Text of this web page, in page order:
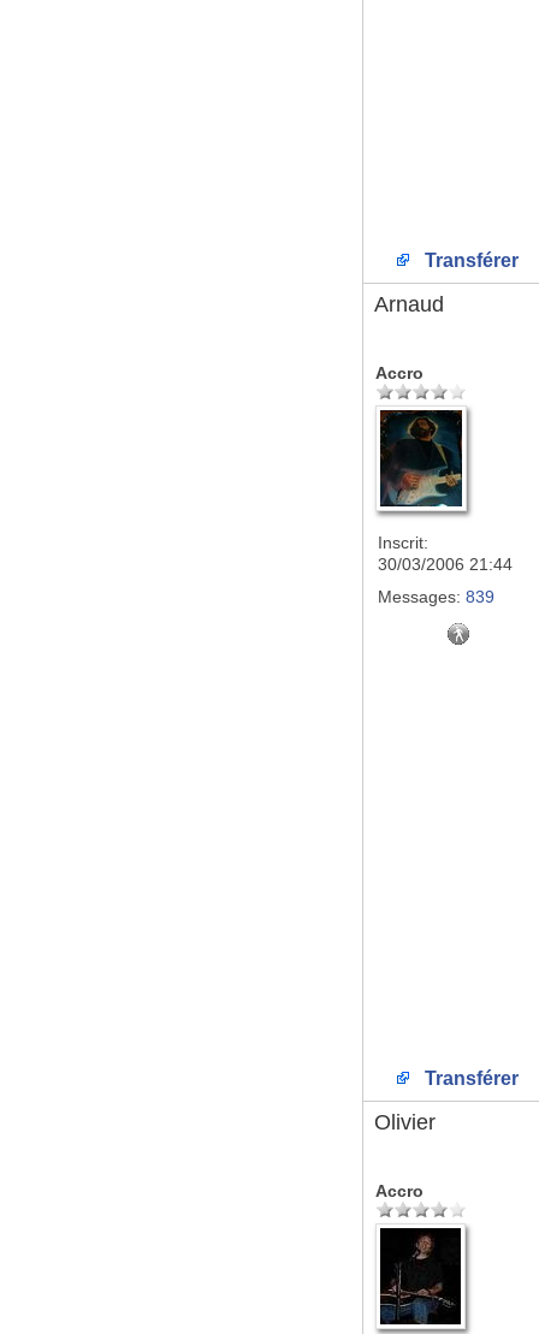
Transférer
Arnaud
Accro
Inscrit:
30/03/2006 21:44
Messages: 839
Transférer
Olivier
Accro